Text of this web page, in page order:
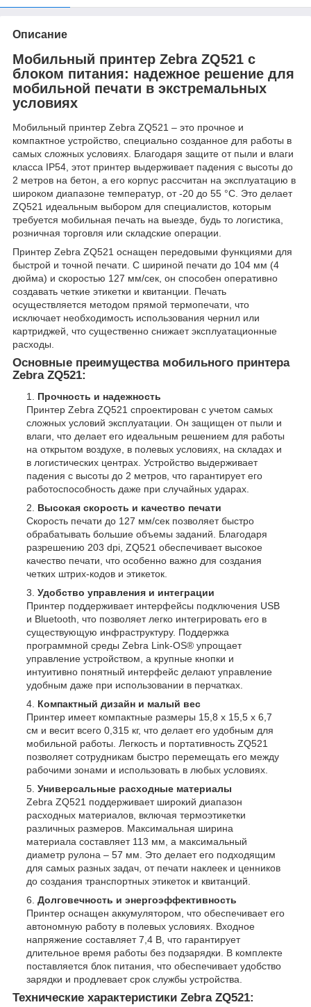
Описание
Мобильный принтер Zebra ZQ521 с
блоком питания: надежное решение для
мобильной печати в экстремальных
условиях
Мобильный принтер Zebra ZQ521 – это прочное и
компактное устройство, специально созданное для работы в
самых сложных условиях. Благодаря защите от пыли и влаги
класса IP54, этот принтер выдерживает падения с высоты до
2 метров на бетон, а его корпус рассчитан на эксплуатацию в
широком диапазоне температур, от -20 до 55 °C. Это делает
ZQ521 идеальным выбором для специалистов, которым
требуется мобильная печать на выезде, будь то логистика,
розничная торговля или складские операции.
Принтер Zebra ZQ521 оснащен передовыми функциями для
быстрой и точной печати. С шириной печати до 104 мм (4
дюйма) и скоростью 127 мм/сек, он способен оперативно
создавать четкие этикетки и квитанции. Печать
осуществляется методом прямой термопечати, что
исключает необходимость использования чернил или
картриджей, что существенно снижает эксплуатационные
расходы.
Основные преимущества мобильного принтера
Zebra ZQ521:
Прочность и надежность
Принтер Zebra ZQ521 спроектирован с учетом самых
сложных условий эксплуатации. Он защищен от пыли и
влаги, что делает его идеальным решением для работы
на открытом воздухе, в полевых условиях, на складах и
в логистических центрах. Устройство выдерживает
падения с высоты до 2 метров, что гарантирует его
работоспособность даже при случайных ударах.
Высокая скорость и качество печати
Скорость печати до 127 мм/сек позволяет быстро
обрабатывать большие объемы заданий. Благодаря
разрешению 203 dpi, ZQ521 обеспечивает высокое
качество печати, что особенно важно для создания
четких штрих-кодов и этикеток.
Удобство управления и интеграции
Принтер поддерживает интерфейсы подключения USB
и Bluetooth, что позволяет легко интегрировать его в
существующую инфраструктуру. Поддержка
программной среды Zebra Link-OS® упрощает
управление устройством, а крупные кнопки и
интуитивно понятный интерфейс делают управление
удобным даже при использовании в перчатках.
Компактный дизайн и малый вес
Принтер имеет компактные размеры 15,8 x 15,5 x 6,7
см и весит всего 0,315 кг, что делает его удобным для
мобильной работы. Легкость и портативность ZQ521
позволяет сотрудникам быстро перемещать его между
рабочими зонами и использовать в любых условиях.
Универсальные расходные материалы
Zebra ZQ521 поддерживает широкий диапазон
расходных материалов, включая термоэтикетки
различных размеров. Максимальная ширина
материала составляет 113 мм, а максимальный
диаметр рулона – 57 мм. Это делает его подходящим
для самых разных задач, от печати наклеек и ценников
до создания транспортных этикеток и квитанций.
Долговечность и энергоэффективность
Принтер оснащен аккумулятором, что обеспечивает его
автономную работу в полевых условиях. Входное
напряжение составляет 7,4 В, что гарантирует
длительное время работы без подзарядки. В комплекте
поставляется блок питания, что обеспечивает удобство
зарядки и продлевает срок службы устройства.
Технические характеристики Zebra ZQ521: